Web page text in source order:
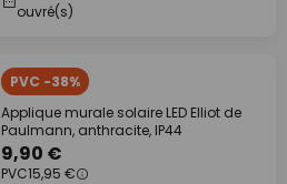
ouvré(s)
PVC -38%
Applique murale solaire LED Elliot de
Paulmann, anthracite, IP44
9,90 €
PVC15,95 €